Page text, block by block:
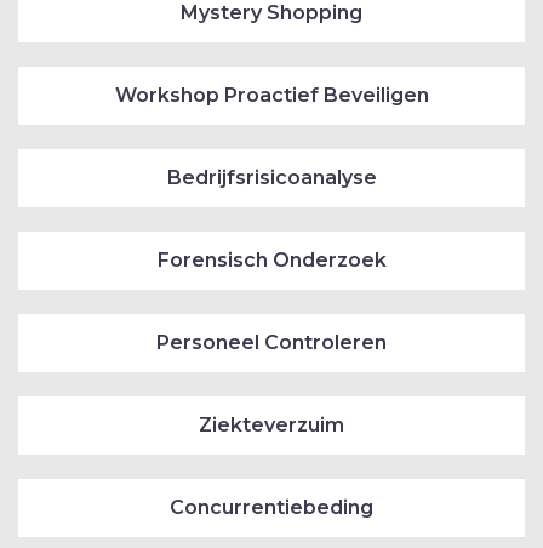
Mystery Shopping
Workshop Proactief Beveiligen
Bedrijfsrisicoanalyse
Forensisch Onderzoek
Personeel Controleren
Ziekteverzuim
Concurrentiebeding